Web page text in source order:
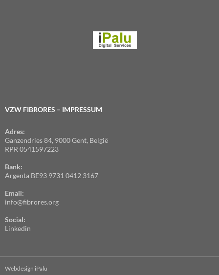
VZW FIBRORES – IMPRESSUM
Adres:
Ganzendries 84, 9000 Gent, België
RPR 0541597223
Bank:
Argenta BE93 9731 0412 3167
Email:
info@fibrores.org
Social:
Linkedin
Webdesign iPalu